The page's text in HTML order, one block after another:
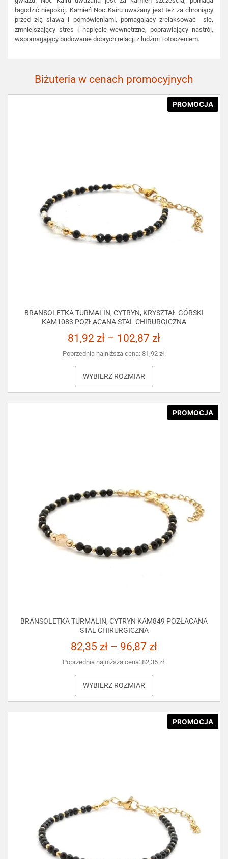
łagodzić niepokój. Kamień Noc Kairu uważany jest też za chroniący
przed złą sławą i pomówieniami, pomagający zrelaksować się,
zmniejszający stres i napięcie wewnętrzne, poprawiający nastrój,
wspomagający budowanie dobrych relacji z ludźmi i otoczeniem.
Biżuteria w cenach promocyjnych
PROMOCJA
BRANSOLETKA TURMALIN, CYTRYN, KRYSZTAŁ GÓRSKI
KAM1083 POZŁACANA STAL CHIRURGICZNA
81,92 zł – 102,87 zł
Poprzednia najniższa cena: 81,92 zł.
WYBIERZ ROZMIAR
PROMOCJA
BRANSOLETKA TURMALIN, CYTRYN KAM849 POZŁACANA
STAL CHIRURGICZNA
82,35 zł – 96,87 zł
Poprzednia najniższa cena: 82,35 zł.
WYBIERZ ROZMIAR
PROMOCJA